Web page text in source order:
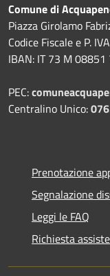
Comune di
Piazza Girolamo
Codice Fiscale e P.
IBAN: IT 73 M
PEC:
Centralino Unico:
Prenotazione
Segnalazione
Leggi le FAQ
Richiesta